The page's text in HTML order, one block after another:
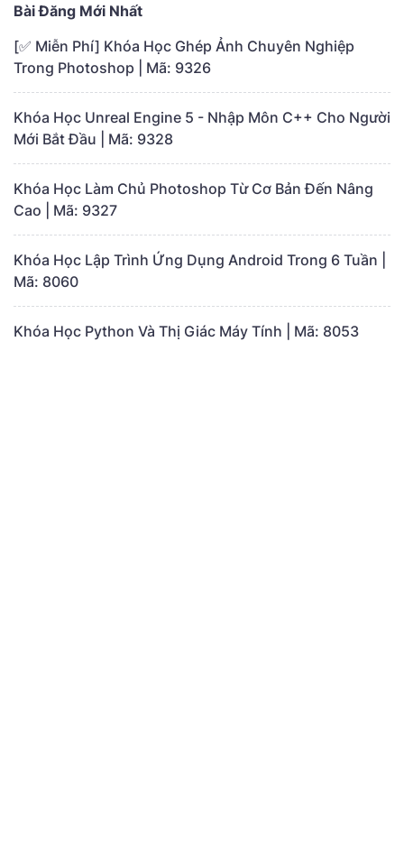
Bài Đăng Mới Nhất
[✅ Miễn Phí] Khóa Học Ghép Ảnh Chuyên Nghiệp
Trong Photoshop | Mã: 9326
Khóa Học Unreal Engine 5 - Nhập Môn C++ Cho Người
Mới Bắt Đầu | Mã: 9328
Khóa Học Làm Chủ Photoshop Từ Cơ Bản Đến Nâng
Cao | Mã: 9327
Khóa Học Lập Trình Ứng Dụng Android Trong 6 Tuần |
Mã: 8060
Khóa Học Python Và Thị Giác Máy Tính | Mã: 8053